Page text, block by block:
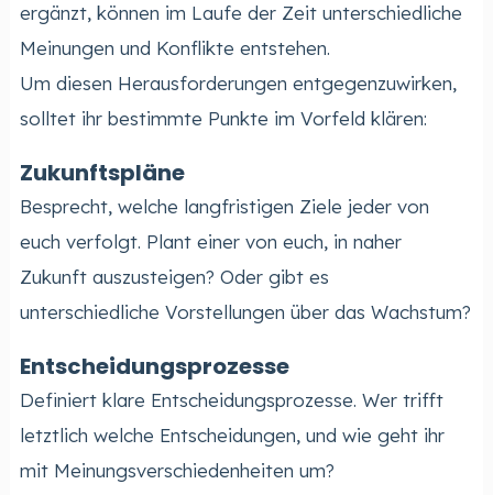
ergänzt, können im Laufe der Zeit unterschiedliche
Meinungen und Konflikte entstehen.
Um diesen Herausforderungen entgegenzuwirken,
solltet ihr bestimmte Punkte im Vorfeld klären:
Zukunftspläne
Besprecht, welche langfristigen Ziele jeder von
euch verfolgt. Plant einer von euch, in naher
Zukunft auszusteigen? Oder gibt es
unterschiedliche Vorstellungen über das Wachstum?
Entscheidungsprozesse
Definiert klare Entscheidungsprozesse. Wer trifft
letztlich welche Entscheidungen, und wie geht ihr
mit Meinungsverschiedenheiten um?